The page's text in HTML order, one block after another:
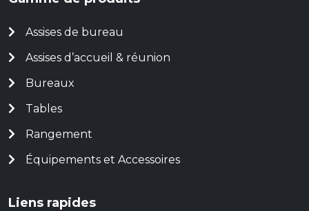
Assises de bureau
Assises d’accueil & réunion
Bureaux
Tables
Rangement
Équipements et Accessoires
Liens rapides